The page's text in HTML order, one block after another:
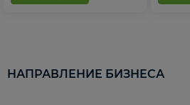
НАПРАВЛЕНИЕ БИЗНЕСА